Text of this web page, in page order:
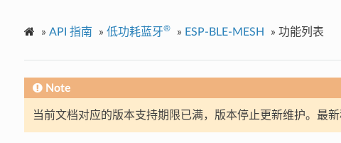
» API 指南 » 低功耗蓝牙® » ESP-BLE-MESH » 功能列表
Note
当前文档对应的版本支持期限已满，版本停止更新维护。最